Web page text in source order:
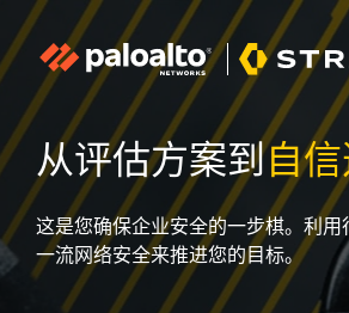
从评估方案到自
这是您确保企业安全的一步棋。利用
一流网络安全来推进您的目标。